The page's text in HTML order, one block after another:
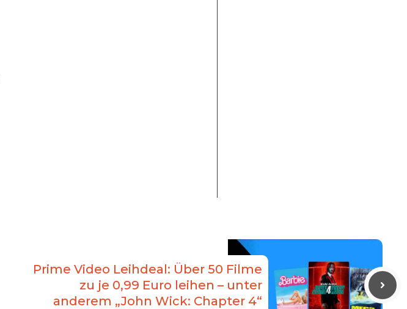
Prime Video Leihdeal: Über 50 Filme
zu je 0,99 Euro leihen – unter
anderem „John Wick: Chapter 4“